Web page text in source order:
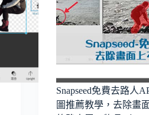
Snapseed免費去路人
圖推薦教學，去除畫